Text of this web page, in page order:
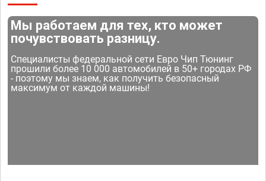
Мы работаем для тех, кто может
почувствовать разницу.
Специалисты федеральной сети Евро Чип Тюнинг
прошили более 10 000 автомобилей в 50+ городах РФ
- поэтому мы знаем, как получить безопасный
максимум от каждой машины!